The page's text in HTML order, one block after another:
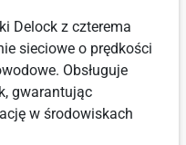
Delock z czterema
sieciowe o prędkości
Obsługuje
gwarantując
w środowiskach